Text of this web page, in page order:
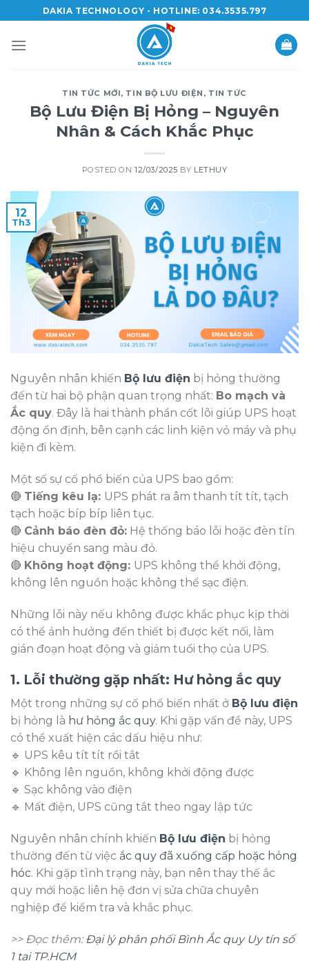
to
content
DAKIA TECHNOLOGY - HOTLINE: 034.3535.797
TIN TỨC MỚI, TIN BỘ LƯU ĐIỆN , TIN TỨC
Bộ Lưu Điện Bị Hỏng – Nguyên
Nhân & Cách Khắc Phục
POSTED ON12/03/2025 BY LETHUY
12
Th3
Nguyên nhân khiến Bộ lưu điện bị hỏng thường
đến từ hai bộ phận quan trọng nhất: Bo mạch và
Ắc quy. Đây là hai thành phần cốt lõi giúp UPS hoạt
động ổn định, bên cạnh các linh kiện vỏ máy và phụ
kiện đi kèm.
Một số sự cố phổ biến của UPS bao gồm:
🔴 Tiếng kêu lạ: UPS phát ra âm thanh tít tít, tạch
tạch hoặc bíp bíp liên tục.
🔴 Cảnh báo đèn đỏ: Hệ thống báo lỗi hoặc đèn tín
hiệu chuyển sang màu đỏ.
🔴 Không hoạt động: UPS không thể khởi động,
không lên nguồn hoặc không thể sạc điện.
Những lỗi này nếu không được khắc phục kịp thời
có thể ảnh hưởng đến thiết bị được kết nối, làm
gián đoạn hoạt động và giảm tuổi thọ của UPS.
1. Lỗi thường gặp nhất: Hư hỏng ắc quy
Một trong những sự cố phổ biến nhất ở Bộ lưu điện
bị hỏng là hư hỏng ắc quy. Khi gặp vấn đề này, UPS
có thể xuất hiện các dấu hiệu như:
🔹 UPS kêu tít tít rồi tắt
🔹 Không lên nguồn, không khởi động được
🔹 Sạc không vào điện
🔹 Mất điện, UPS cũng tắt theo ngay lập tức
Nguyên nhân chính khiến Bộ lưu điện bị hỏng
thường đến từ việc ắc quy đã xuống cấp hoặc hỏng
hóc. Khi gặp tình trạng này, bạn nên thay thế ắc
quy mới hoặc liên hệ đơn vị sửa chữa chuyên
nghiệp để kiểm tra và khắc phục.
>> Đọc thêm:Đại lý phân phối Bình Ắc quy Uy tín số
1 tại TP.HCM